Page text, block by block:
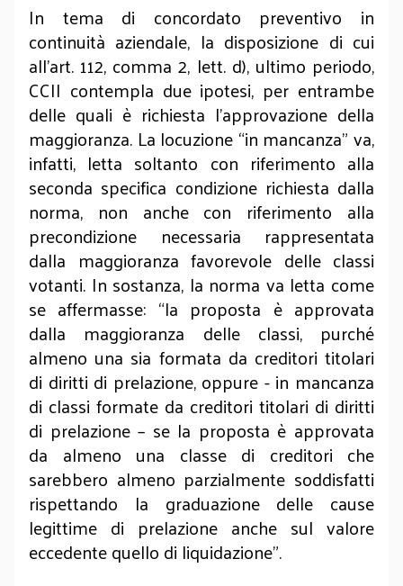
In tema di concordato preventivo in
continuità aziendale, la disposizione di cui
all’art. 112, comma 2, lett. d), ultimo periodo,
CCII contempla due ipotesi, per entrambe
delle quali è richiesta l’approvazione della
maggioranza. La locuzione “in mancanza” va,
infatti, letta soltanto con riferimento alla
seconda specifica condizione richiesta dalla
norma, non anche con riferimento alla
precondizione necessaria rappresentata
dalla maggioranza favorevole delle classi
votanti. In sostanza, la norma va letta come
se affermasse: “la proposta è approvata
dalla maggioranza delle classi, purché
almeno una sia formata da creditori titolari
di diritti di prelazione, oppure - in mancanza
di classi formate da creditori titolari di diritti
di prelazione – se la proposta è approvata
da almeno una classe di creditori che
sarebbero almeno parzialmente soddisfatti
rispettando la graduazione delle cause
legittime di prelazione anche sul valore
eccedente quello di liquidazione”.